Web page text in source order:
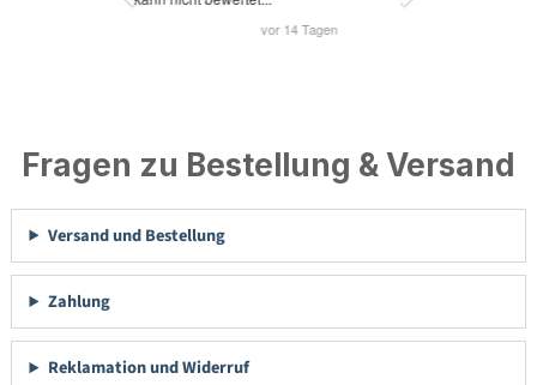
Fragen zu Bestellung & Versand
Versand und Bestellung
Zahlung
Reklamation und Widerruf